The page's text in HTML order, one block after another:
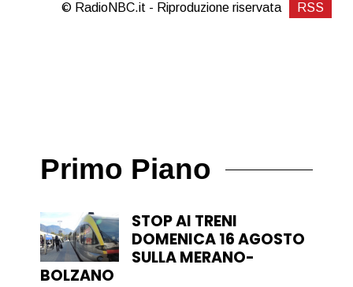
© RadioNBC.it - Riproduzione riservata RSS
Primo Piano
STOP AI TRENI
DOMENICA 16 AGOSTO
SULLA MERANO-
BOLZANO